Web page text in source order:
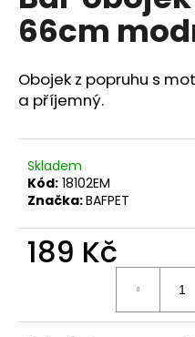
0,0
z
hvězdiček.
66cm
Obojek z popruhu s
a příjemný.
Skladem
Kód: 18102EM
Značka:BAFPET
189 Kč
a
j
í
t
p